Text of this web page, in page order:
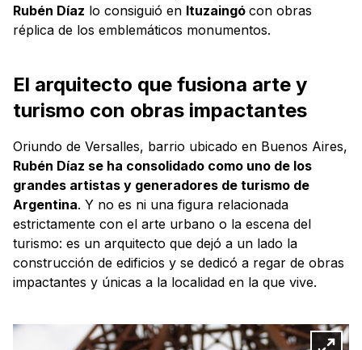
Rubén Díaz lo consiguió en Ituzaingó con obras
réplica de los emblemáticos monumentos.
El arquitecto que fusiona arte y
turismo con obras impactantes
Oriundo de Versalles, barrio ubicado en Buenos Aires,
Rubén Díaz se ha consolidado como uno de los
grandes artistas y generadores de turismo de
Argentina. Y no es ni una figura relacionada
estrictamente con el arte urbano o la escena del
turismo: es un arquitecto que dejó a un lado la
construcción de edificios y se dedicó a regar de obras
impactantes y únicas a la localidad en la que vive.